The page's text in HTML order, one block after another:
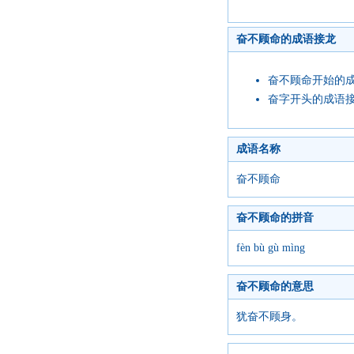
奋不顾命的成语接龙
奋不顾命开始的
奋字开头的成语
成语名称
奋不顾命
奋不顾命的拼音
fèn bù gù mìng
奋不顾命的意思
犹奋不顾身。